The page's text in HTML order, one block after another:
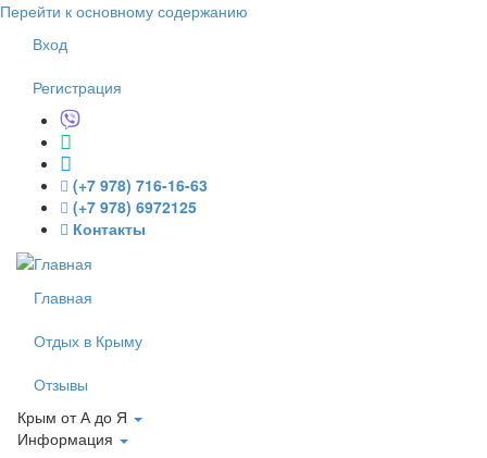
Перейти к основному содержанию
Вход
Регистрация
(+7 978) 716-16-63
(+7 978) 6972125
Контакты
Главная
Отдых в Крыму
Отзывы
Крым от А до Я
Информация